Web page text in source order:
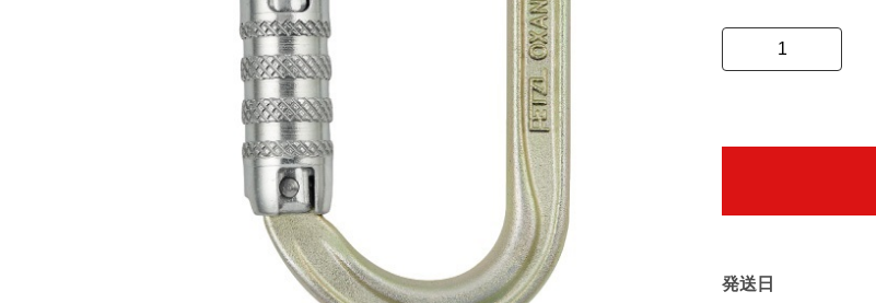
発送日